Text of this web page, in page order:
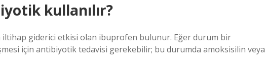
kullanılır?
iltihap giderici etkisi olan ibuprofen bulunur. Eğer durum bir
için antibiyotik tedavisi gerekebilir; bu durumda amoksisilin veya